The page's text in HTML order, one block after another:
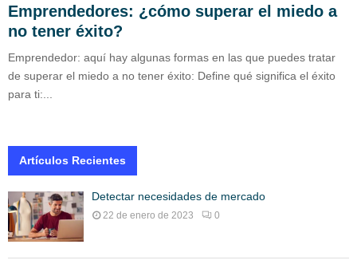
Emprendedores: ¿cómo superar el miedo a
no tener éxito?
Emprendedor: aquí hay algunas formas en las que puedes tratar
de superar el miedo a no tener éxito: Define qué significa el éxito
para ti:...
Artículos Recientes
Detectar necesidades de mercado
22 de enero de 2023 0